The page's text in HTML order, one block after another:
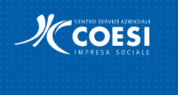
Skip
to
content